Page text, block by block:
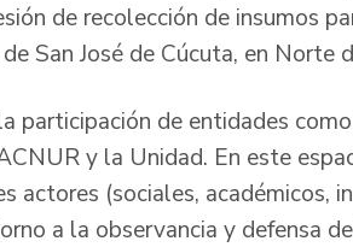
de recolección de insumos
San José de Cúcuta, en Norte
participación de entidades
y la Unidad. En este
actores (sociales, académicos,
a la observancia y defensa